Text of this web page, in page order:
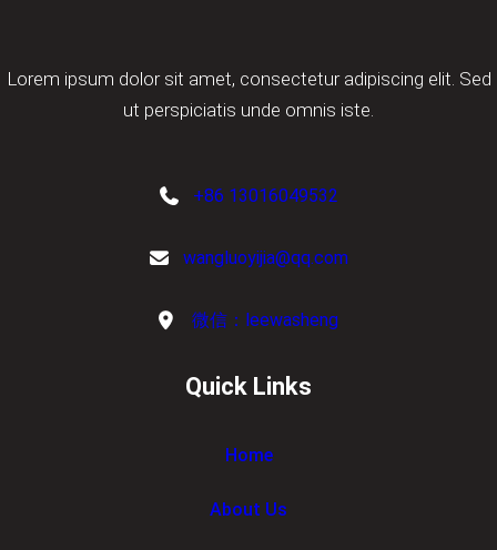
Lorem ipsum dolor sit amet, consectetur adipiscing elit. Sed
ut perspiciatis unde omnis iste.
+86 13016049532
wangluoyijia@qq.com
微信：leewasheng
Quick Links
Home
About Us